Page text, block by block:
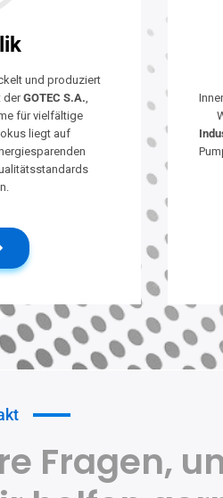
und produziert
derGOTEC S.A.,
für vielfältige
liegt auf
Fragen,